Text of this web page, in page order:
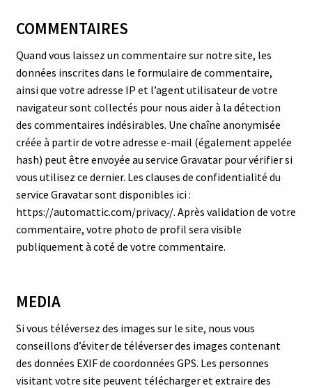
COMMENTAIRES
Quand vous laissez un commentaire sur notre site, les
données inscrites dans le formulaire de commentaire,
ainsi que votre adresse IP et l’agent utilisateur de votre
navigateur sont collectés pour nous aider à la détection
des commentaires indésirables. Une chaîne anonymisée
créée à partir de votre adresse e-mail (également appelée
hash) peut être envoyée au service Gravatar pour vérifier si
vous utilisez ce dernier. Les clauses de confidentialité du
service Gravatar sont disponibles ici :
https://automattic.com/privacy/. Après validation de votre
commentaire, votre photo de profil sera visible
publiquement à coté de votre commentaire.
MEDIA
Si vous téléversez des images sur le site, nous vous
conseillons d’éviter de téléverser des images contenant
des données EXIF de coordonnées GPS. Les personnes
visitant votre site peuvent télécharger et extraire des